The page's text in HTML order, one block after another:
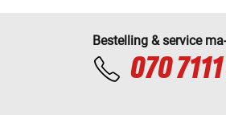
Bestelling & service
070